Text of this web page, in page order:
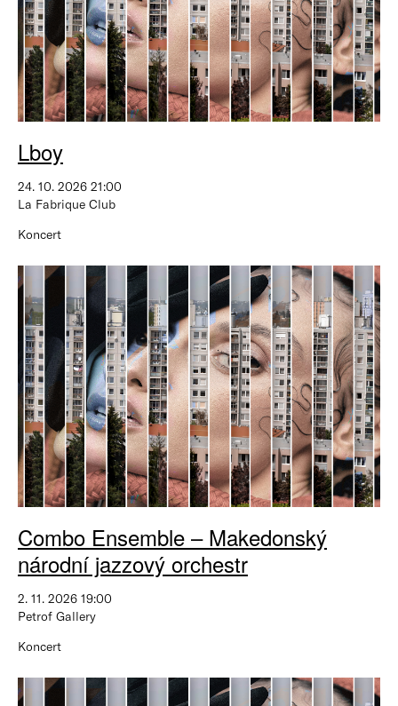
Lboy
24. 10. 2026 21:00
La Fabrique Club
Koncert
Combo Ensemble – Makedonský
národní jazzový orchestr
2. 11. 2026 19:00
Petrof Gallery
Koncert